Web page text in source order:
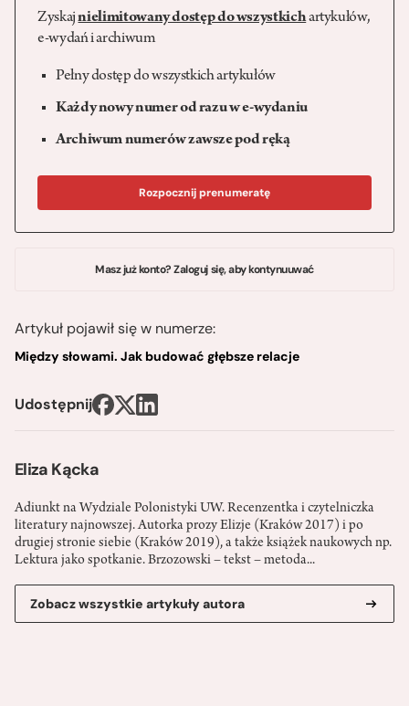
Eliza Kącka
Adiunkt na Wydziale Polonistyki UW. Recenzentka i czytelniczka
literatury najnowszej. Autorka prozy Elizje (Kraków 2017) i po
drugiej stronie siebie (Kraków 2019), a także książek naukowych np.
Lektura jako spotkanie. Brzozowski – tekst – metoda...
Zobacz wszystkie artykuły autora
Zyskajnielimitowany dostęp do wszystkichartykułów,
e-wydań i archiwum
Pełny dostęp do wszystkich artykułów
Każdy nowy numer od razu w e-wydaniu
Archiwum numerów zawsze pod ręką
Rozpocznij prenumeratę
Masz już konto? Zaloguj się, aby kontynuuwać
Artykuł pojawił się w numerze:
Między słowami. Jak budować głębsze relacje
Udostępnij